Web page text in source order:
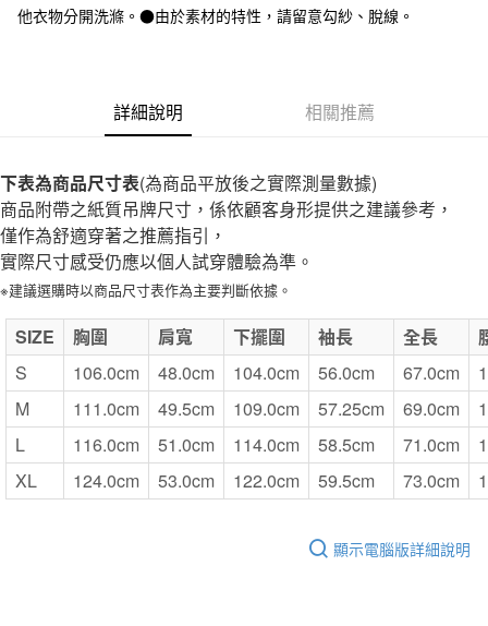
每筆NT$65，滿NT$1,000(含以上)免運費
付款後7-11取貨
每筆NT$65，滿NT$1,000(含以上)免運費
宅配
每筆NT$150，滿NT$2,000(含以上)免運費
無印良品門市自取
免運費
他衣物分開洗滌。●由於素材的特性，請留意勾紗、脫線。
詳細說明 相關推薦
下表為商品尺寸表(為商品平放後之實際測量數據)
商品附帶之紙質吊牌尺寸，係依顧客身形提供之建議參考，
僅作為舒適穿著之推薦指引，
實際尺寸感受仍應以個人試穿體驗為準。
※建議選購時以商品尺寸表作為主要判斷依據。
SIZE 胸圍 肩寬 下擺圍 袖長 全長
S
106.0cm 48.0cm 104.0cm 56.0cm 67.0cm
M
111.0cm 49.5cm 109.0cm 57.25cm 69.0cm
L
116.0cm 51.0cm 114.0cm 58.5cm 71.0cm
XL
124.0cm 53.0cm 122.0cm 59.5cm 73.0cm
顯示電腦版詳細說明